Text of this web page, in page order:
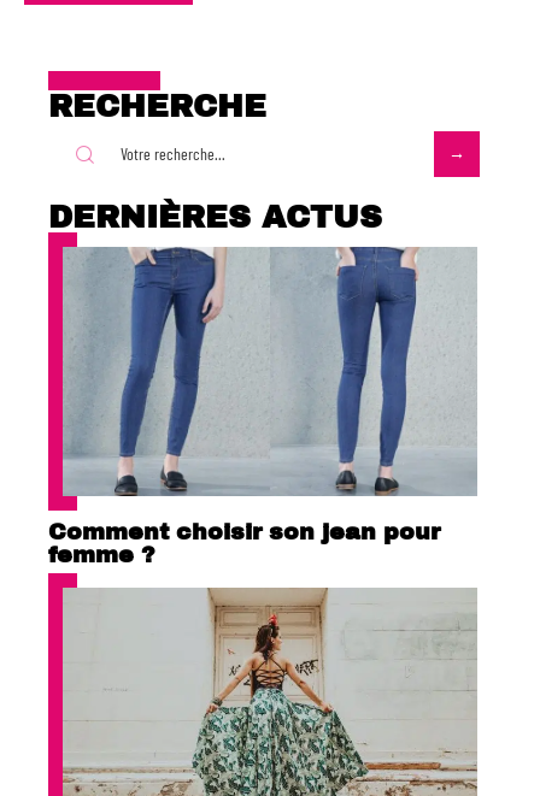
RECHERCHE
DERNIÈRES ACTUS
Comment choisir son jean pour
femme ?